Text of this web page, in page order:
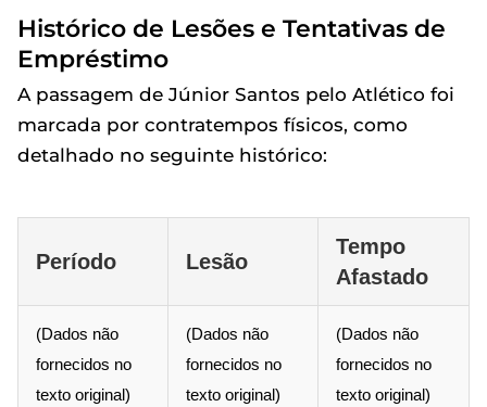
Histórico de Lesões e Tentativas de
Empréstimo
A passagem de Júnior Santos pelo Atlético foi
marcada por contratempos físicos, como
detalhado no seguinte histórico:
Período Lesão
Tempo
Afastado
(Dados não
fornecidos no
texto original)
(Dados não
fornecidos no
texto original)
(Dados não
fornecidos no
texto original)